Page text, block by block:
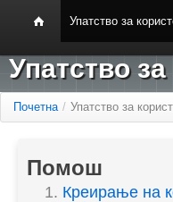
Упатство за
Упатство
Почетна / Упатство за
Помош
1. Креирање на